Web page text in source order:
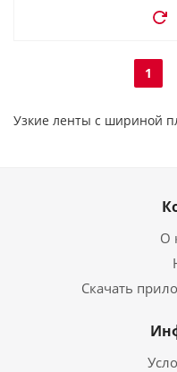
1
Узкие ленты с шириной
О
Скачать